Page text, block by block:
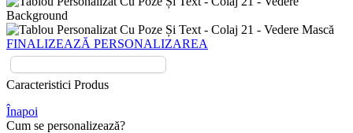
FINALIZEAZĂ PERSONALIZAREA
Caracteristici Produs
Înapoi
Cum se personalizează?